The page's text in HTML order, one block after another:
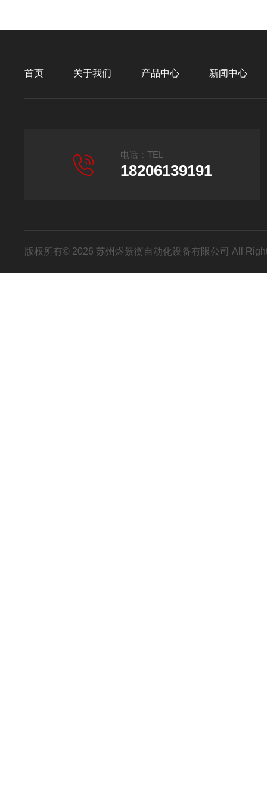
首页 关于我们 产品中心 新闻中心
电话：TEL
18206139191
版权所有© 2026 苏州煜景衡自动化设备有限公司 All